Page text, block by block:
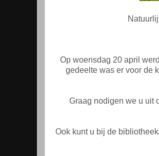
Op woensdag 20 april
gedeelte was er voor de
Graag nodigen we u uit
Ook kunt u bij de